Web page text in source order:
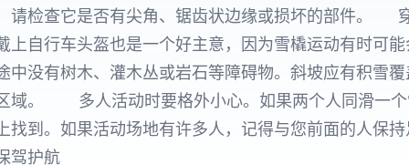
请检查它是否有尖角、锯齿状边缘或损坏的部件。
上自行车头盔也是一个好主意，因为雪橇运动有时
没有树木、灌木丛或岩石等障碍物。斜坡应有积雪
域。 多人活动时要格外小心。如果两个人同滑一
到。如果活动场地有许多人，记得与您前面的人保
驾护航